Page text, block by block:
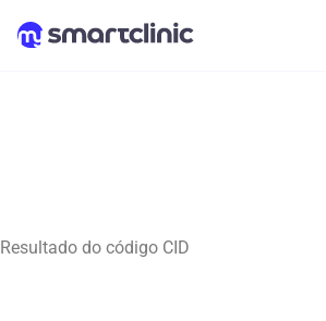
Resultado do código CID